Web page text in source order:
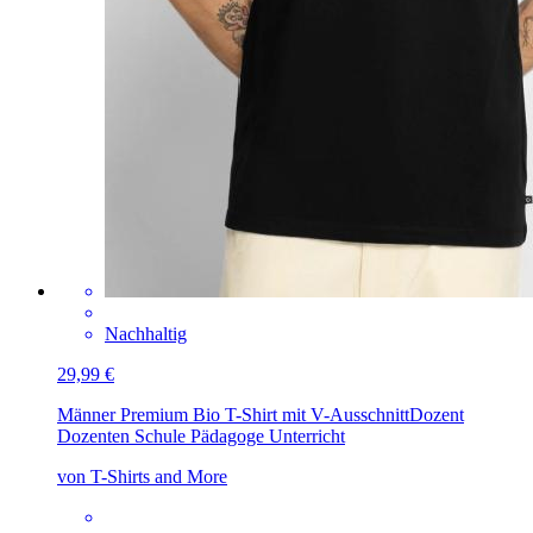
Nachhaltig
29,99 €
Männer Premium Bio T-Shirt mit V-AusschnittDozent
Dozenten Schule Pädagoge Unterricht
von T-Shirts and More